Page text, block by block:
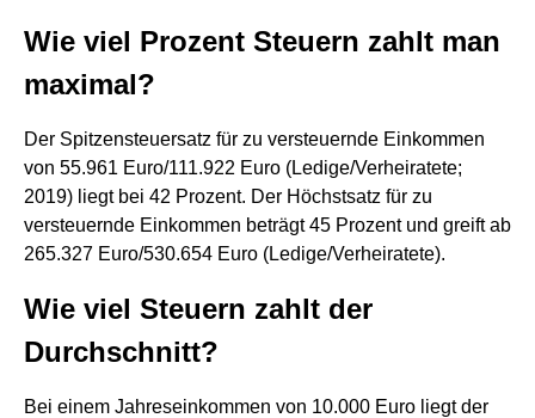
Wie viel Prozent Steuern zahlt man
maximal?
Der Spitzensteuersatz für zu versteuernde Einkommen
von 55.961 Euro/111.922 Euro (Ledige/Verheiratete;
2019) liegt bei 42 Prozent. Der Höchstsatz für zu
versteuernde Einkommen beträgt 45 Prozent und greift ab
265.327 Euro/530.654 Euro (Ledige/Verheiratete).
Wie viel Steuern zahlt der
Durchschnitt?
Bei einem Jahreseinkommen von 10.000 Euro liegt der